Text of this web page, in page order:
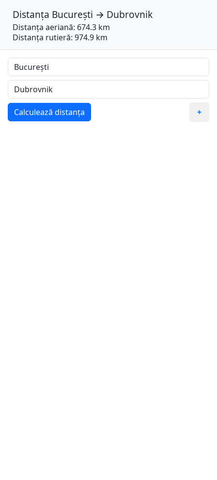
Distanța București → Dubrovnik
Distanța aeriană: 674.3 km
Distanța rutieră: 974.9 km
Calculează distanța +